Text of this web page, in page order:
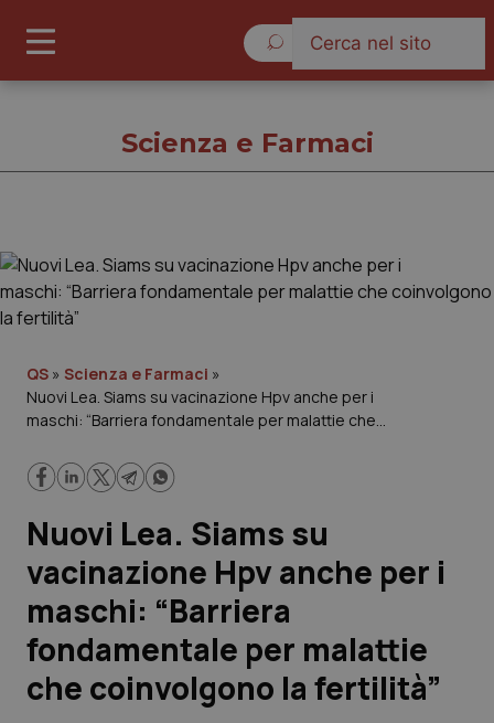
Cronache
Governo e Parlamento
Regioni e Asl
Lavoro e Professioni
Scienza e Farmaci
Studi e Analisi
Lettere al direttore
Scienza e Farmaci
QS » Scienza e Farmaci »
Nuovi Lea. Siams su vacinazione Hpv anche per i
maschi: “Barriera fondamentale per malattie che
Nuovi Lea. Siams su
vacinazione Hpv anche per i
maschi: “Barriera
fondamentale per malattie
che coinvolgono la fertilità”